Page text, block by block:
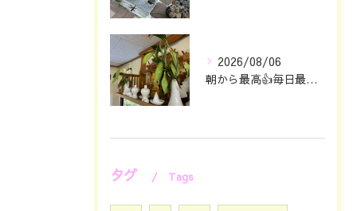
2026/08/06
朝から最高👍毎日最幸の😁マツジン社長でございます🤗
タグ Tags